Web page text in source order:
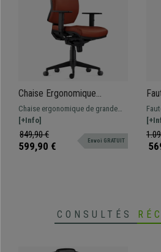
Chaise Ergonomique
OLIVER, en Cuir Authentique
Marron, Utilisation 8 Heures,
Rembourrage Epais
Chaise ergonomique de grande
qualité et confort. Modèle adapté
pour une utilisation
professionnelle, fabriqué avec des
[+Info]
849,90 €
599,90 € Envoi GRATUIT
en
CONSULTÉS